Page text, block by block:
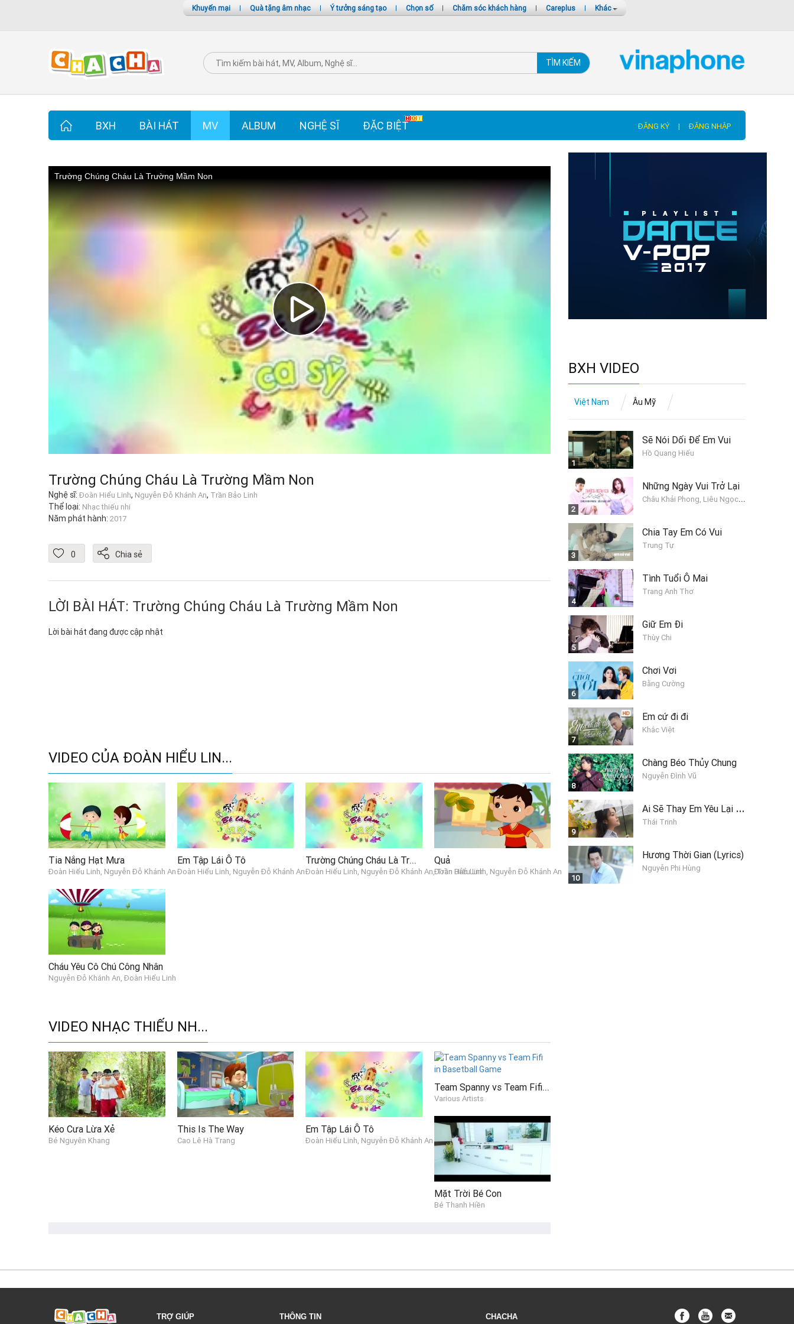
Khuyến mại | Quà tặng âm nhạc | Ý tưởng sáng tạo | Chọn số | Chăm sóc khách hàng | Careplus | Khác
TÌM KIẾM
BXH BÀI HÁT MV ALBUM NGHỆ SĨ ĐẶC BIỆT ĐĂNG KÝ | ĐĂNG NHẬP
Trường Chúng Cháu Là Trường Mầm Non
Trường Chúng Cháu Là Trường Mầm Non
Nghệ sĩ: Đoàn Hiểu Linh, Nguyễn Đỗ Khánh An, Trần Bảo Linh
Thể loại: Nhạc thiếu nhi
Năm phát hành: 2017
0 Chia sẻ
LỜI BÀI HÁT: Trường Chúng Cháu Là Trường Mầm Non
Lời bài hát đang được cập nhật
VIDEO CỦA ĐOÀN HIỂU LIN...
Tia Nắng Hạt Mưa
Đoàn Hiểu Linh, Nguyễn Đỗ Khánh An
Em Tập Lái Ô Tô
Đoàn Hiểu Linh, Nguyễn Đỗ Khánh An
Trường Chúng Cháu Là Trường Mầm Non
Đoàn Hiểu Linh, Nguyễn Đỗ Khánh An, Trần Bảo Linh
Quả
Đoàn Hiểu Linh, Nguyễn Đỗ Khánh An
Cháu Yêu Cô Chú Công Nhân
Nguyễn Đỗ Khánh An, Đoàn Hiểu Linh
VIDEO NHẠC THIẾU NH...
Kéo Cưa Lừa Xẻ
Bé Nguyên Khang
This Is The Way
Cao Lê Hà Trang
Em Tập Lái Ô Tô
Đoàn Hiểu Linh, Nguyễn Đỗ Khánh An
Team Spanny vs Team Fifi in Basetball Game
Various Artists
Mặt Trời Bé Con
Bé Thanh Hiền
BXH VIDEO
Việt Nam Âu Mỹ
1
Sẽ Nói Dối Để Em Vui
Hồ Quang Hiếu
2
Những Ngày Vui Trở Lại
C
hâu Khải Phong, Liêu Ngọc Lan
3
Chia Tay Em Có Vui
Trung Tự
4
Tình Tuổi Ô Mai
Trang Anh Thơ
5
Giữ Em Đi
Thùy Chi
6
Chơi Vơi
Bằng Cường
7
Em cứ đi đi
Khắc Việt
8
Chàng Béo Thủy Chung
Nguyễn Đình Vũ
9
A
i Sẽ Thay Em Yêu Lại Anh
Thái Trinh
10
Hương Thời Gian (Lyrics)
Nguyễn Phi Hùng
TRỢ GIÚP THÔNG TIN CHACHA